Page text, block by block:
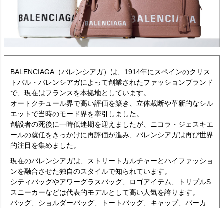
BALENCIAGA（バレンシアガ）は、1914年にスペインのクリス
トバル・バレンシアガによって創業されたファッションブランド
で、現在はフランスを本拠地としています。
オートクチュール界で高い評価を築き、立体裁断や革新的なシル
エットで当時のモード界を牽引しました。
創設者の死後に一時低迷期を迎えましたが、ニコラ・ジェスキエ
ールの就任をきっかけに再評価が進み、バレンシアガは再び世界
的注目を集めました。
現在のバレンシアガは、ストリートカルチャーとハイファッショ
ンを融合させた独自のスタイルで知られています。
シティバッグやアワーグラスバッグ、ロゴアイテム、トリプルS
スニーカーなどは代表的モデルとして高い人気を誇ります。
バッグ、ショルダーバッグ、トートバッグ、キャップ、パーカ